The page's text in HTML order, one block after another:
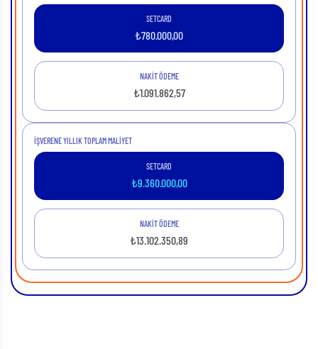
SETCARD
₺780.000,00
NAKİT ÖDEME
₺1.091.862,57
İŞVERENE YILLIK TOPLAM MALIYET
SETCARD
₺9.360.000,00
NAKİT ÖDEME
₺13.102.350,89